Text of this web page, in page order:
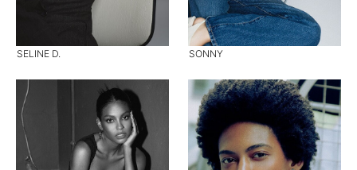
SELINE D. SONNY